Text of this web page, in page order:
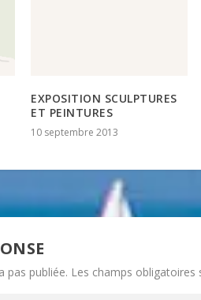
EXPOSITION SCULPTURES
ET PEINTURES
10 septembre 2013
pas publiée. Les champs